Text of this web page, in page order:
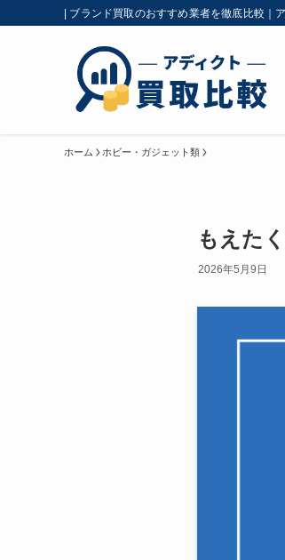
| ブランド買取のおすすめ業者を徹底比較｜
ホーム ホビー・ガジェット類
もえた
2026年5月9日